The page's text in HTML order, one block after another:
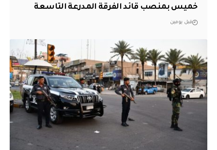
خميس بمنصب قائد الفرقة المدرعة التاسعة
قبل يومين